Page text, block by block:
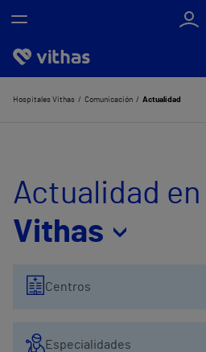
Nosotros
Comunicación
Hospitales Vithas Comunicación Actualidad
Actualidad en
Vithas
Centros
Especialidades